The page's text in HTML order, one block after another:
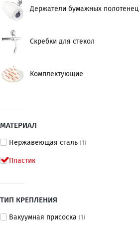
Держатели бумажных полотенец
Скребки для стекол
Комплектующие
МАТЕРИАЛ
Нержавеющая сталь (1)
Пластик
ТИП КРЕПЛЕНИЯ
Вакуумная присоска (1)